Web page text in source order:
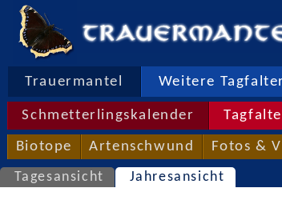
Trauermantel Weitere
Schmetterlingskalender
Biotope Artenschwund Fotos &
Tagesansicht Jahresansicht